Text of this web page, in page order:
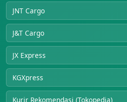
JNT Cargo
J&T Cargo
JX Express
KGXpress
Kurir Rekomendasi (Tokopedia)